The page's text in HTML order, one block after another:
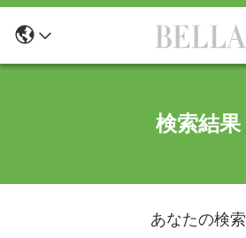
検索結果
あなたの検索